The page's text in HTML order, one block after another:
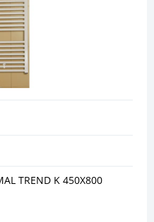
TREND K 450X800